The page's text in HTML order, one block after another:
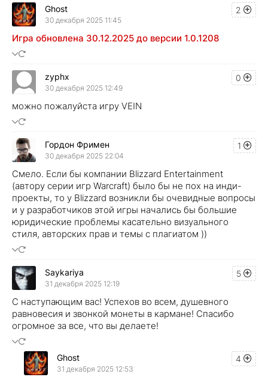
2
Ghost
30 декабря 2025 11:45
Игра обновлена 30.12.2025 до версии 1.0.1208
0
zyphx
30 декабря 2025 12:49
можно пожалуйста игру VEIN
1
Гордон Фримен
30 декабря 2025 22:04
Смело. Если бы компании Blizzard Entertainment
(автору серии игр Warcraft) было бы не пох на инди-
проекты, то у Blizzard возникли бы очевидные вопросы
и у разработчиков этой игры начались бы большие
юридические проблемы касательно визуального
стиля, авторских прав и темы с плагиатом ))
5
Saykariya
31 декабря 2025 12:19
С наступающим вас! Успехов во всем, душевного
равновесия и звонкой монеты в кармане! Спасибо
огромное за все, что вы делаете!
4
Ghost
31 декабря 2025 12:53